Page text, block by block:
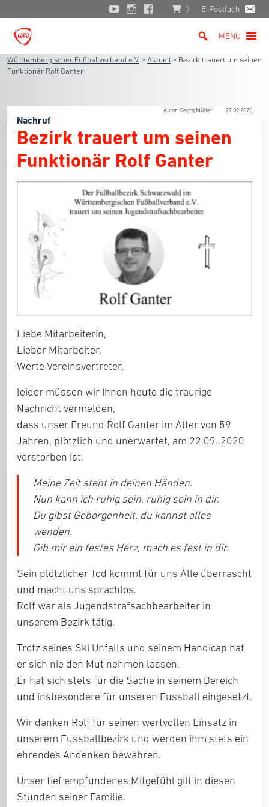
0 E-Postfach
MENU
Württembergischer Fußballverband e.V. > Aktuell > Bezirk trauert um seinen
Funktionär Rolf Ganter
Autor: Georg Müller 27.09.2020
Nachruf
Bezirk trauert um seinen
Funktionär Rolf Ganter
Liebe Mitarbeiterin,
Lieber Mitarbeiter,
Werte Vereinsvertreter,
leider müssen wir Ihnen heute die traurige
Nachricht vermelden,
dass unser Freund Rolf Ganter im Alter von 59
Jahren, plötzlich und unerwartet, am 22.09..2020
verstorben ist.
Meine Zeit steht in deinen Händen.
Nun kann ich ruhig sein, ruhig sein in dir.
Du gibst Geborgenheit, du kannst alles
wenden.
Gib mir ein festes Herz, mach es fest in dir.
Sein plötzlicher Tod kommt für uns Alle überrascht
und macht uns sprachlos.
Rolf war als Jugendstrafsachbearbeiter in
unserem Bezirk tätig.
Trotz seines Ski Unfalls und seinem Handicap hat
er sich nie den Mut nehmen lassen.
Er hat sich stets für die Sache in seinem Bereich
und insbesondere für unseren Fussball eingesetzt.
Wir danken Rolf für seinen wertvollen Einsatz in
unserem Fussballbezirk und werden ihm stets ein
ehrendes Andenken bewahren.
Unser tief empfundenes Mitgefühl gilt in diesen
Stunden seiner Familie.